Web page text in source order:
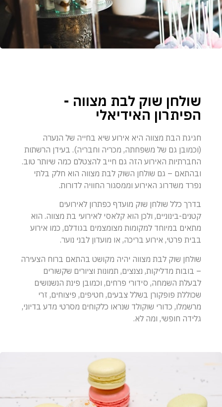
שולחן שוק לבת מצווה -
הפיתרון האידיאלי
חגיגת הבת מצווה היא אירוע שיא בחייה של הנערה
(וכמובן גם של משפחתה, מכריה וחבריה). בעידן הרשתות
החברתיות האירוע הזה גם חייב להצטלם כמה שיותר טוב.
ובהתאם – גם שולחן השוק לבת מצווה הוא חלק בלתי
נפרד משדרוג האירוע וממסגור החוויה לדורות.
בדרך כלל שולחן שוק מועדף כפתרון לאירועים
קטנים-בינוניים, ולכן הוא קלאסי לאירועי בת מצווה. הוא
מתאים במיוחד למקומות מצומצמים בגודלם, כמו אירוע
בבית פרטי, אירוע בריכה, או מועדון לבני נוער.
שולחן שוק לבת מצווה יהיה מקושט בהתאם ברוח הצעירה
– בובות מדליקות, נצנצים, תמונות וציורים שקשורים
לבעלת השמחה, סידורי פרחים, וכמובן פינת הנשנושים
שכוללת פופקורן בשלל צבעים, חטיפים, פיצוחים, זרי
מרשמלו, כדורי שוקולד שנראו כלקוחים מסרטי מדע בדיוני,
גלידה חופשי, ומה לא.